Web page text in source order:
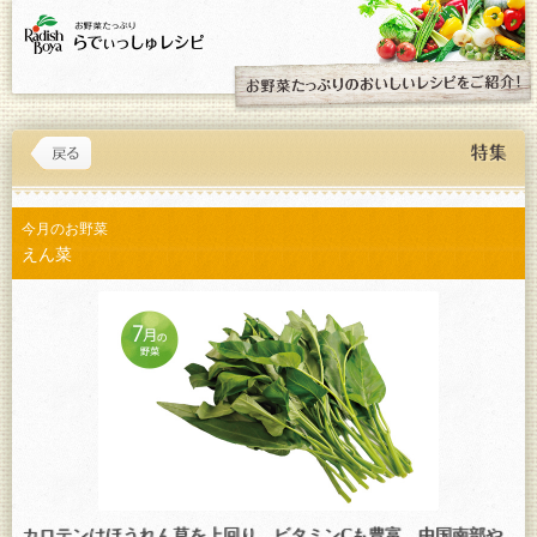
今月のお野菜
えん菜